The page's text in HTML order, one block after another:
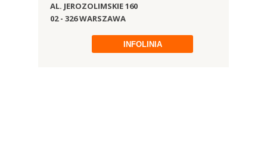
AL. JEROZOLIMSKIE 160
02 - 326 WARSZAWA
INFOLINIA